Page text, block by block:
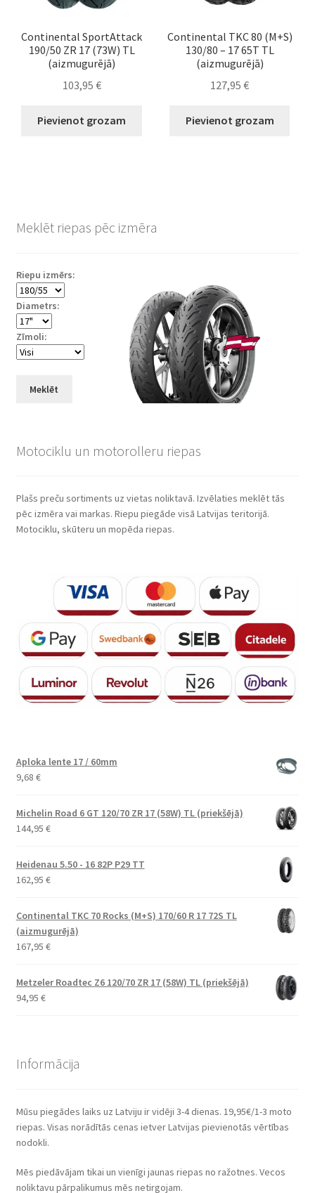
Continental SportAttack
190/50 ZR 17 (73W) TL
(aizmugurējā)
103,95 €
Pievienot grozam
Continental TKC 80 (M+S)
130/80 – 17 65T TL
(aizmugurējā)
127,95€
Pievienot grozam
Meklēt riepas pēc izmēra
Riepu izmērs:
Diametrs:
Zīmoli:
Meklēt
Motociklu un motorolleru riepas
Plašs preču sortiments uz vietas noliktavā. Izvēlaties meklēt tās
pēc izmēra vai markas. Riepu piegāde visā Latvijas teritorijā.
Motociklu, skūteru un mopēda riepas.
Aploka lente 17 / 60mm
9,68 €
Michelin Road 6 GT 120/70 ZR 17 (58W) TL (priekšējā)
144,95 €
Heidenau 5.50 - 16 82P P29 TT
162,95 €
Continental TKC 70 Rocks (M+S) 170/60 R 17 72S TL
(aizmugurējā)
167,95 €
Metzeler Roadtec Z6 120/70 ZR 17 (58W) TL (priekšējā)
94,95 €
Informācija
Mūsu piegādes laiks uz Latviju ir vidēji 3-4 dienas. 19,95€/1-3 moto
riepas. Visas norādītās cenas ietver Latvijas pievienotās vērtības
nodokli.
Mēs piedāvājam tikai un vienīgi jaunas riepas no ražotnes. Vecos
noliktavu pārpalikumus mēs netirgojam.